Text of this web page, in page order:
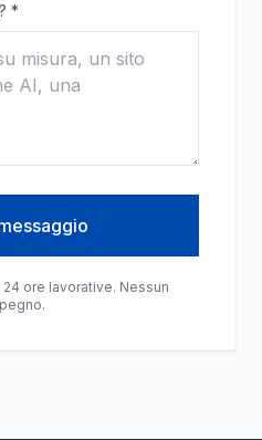
*
ore lavorative. Nessun